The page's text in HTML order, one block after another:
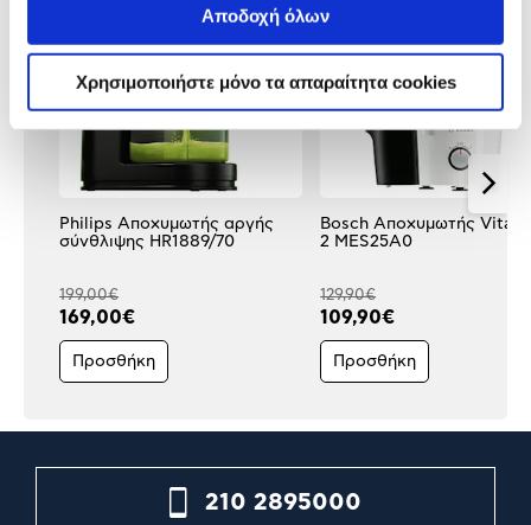
Αποδοχή όλων
Χρησιμοποιήστε μόνο τα απαραίτητα cookies
Philips Αποχυμωτής αργής
σύνθλιψης HR1889/70
199,00€
169,00€
Προσθήκη
Bosch Αποχυμωτής
2 MES25A0
129,90€
109,90€
Προσθήκη
210 2895000